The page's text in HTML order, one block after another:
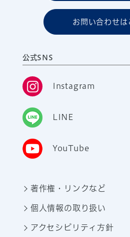
お問い合わせは
公式SNS
Instagram
LINE
YouTube
著作権・リンクなど
個人情報の取り扱い
アクセシビリティ方針